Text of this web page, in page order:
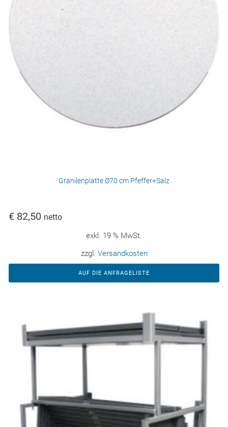
Granilenplatte Ø70 cm Pfeffer+Salz
€ 82,50 netto
exkl. 19 % MwSt.
zzgl. Versandkosten
AUF DIE ANFRAGELISTE